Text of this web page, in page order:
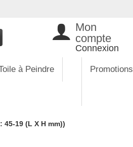
Mon
compte
Connexion
à Peindre Promotions
45-19 (L X H mm))